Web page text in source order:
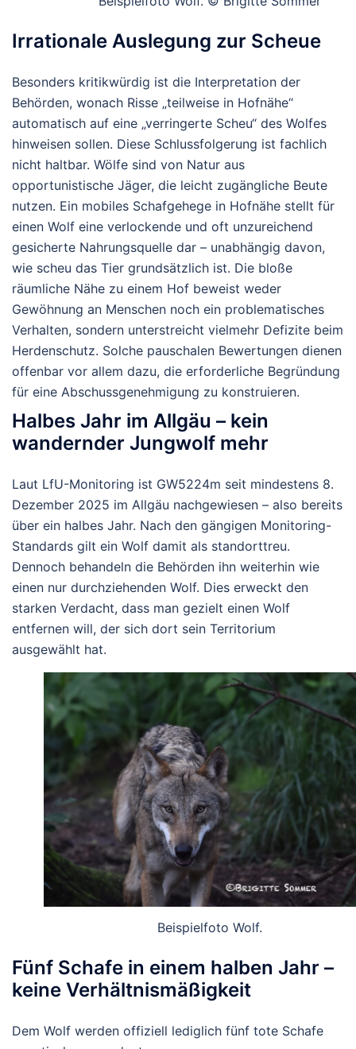
Irrationale Auslegung zur Scheue
Besonders kritikwürdig ist die Interpretation der
Behörden, wonach Risse „teilweise in Hofnähe“
automatisch auf eine „verringerte Scheu“ des Wolfes
hinweisen sollen. Diese Schlussfolgerung ist fachlich
nicht haltbar. Wölfe sind von Natur aus
opportunistische Jäger, die leicht zugängliche Beute
nutzen. Ein mobiles Schafgehege in Hofnähe stellt für
einen Wolf eine verlockende und oft unzureichend
gesicherte Nahrungsquelle dar – unabhängig davon,
wie scheu das Tier grundsätzlich ist. Die bloße
räumliche Nähe zu einem Hof beweist weder
Gewöhnung an Menschen noch ein problematisches
Verhalten, sondern unterstreicht vielmehr Defizite beim
Herdenschutz. Solche pauschalen Bewertungen dienen
offenbar vor allem dazu, die erforderliche Begründung
für eine Abschussgenehmigung zu konstruieren.
Halbes Jahr im Allgäu – kein
wandernder Jungwolf mehr
Laut LfU-Monitoring ist GW5224m seit mindestens 8.
Dezember 2025 im Allgäu nachgewiesen – also bereits
über ein halbes Jahr. Nach den gängigen Monitoring-
Standards gilt ein Wolf damit als standorttreu.
Dennoch behandeln die Behörden ihn weiterhin wie
einen nur durchziehenden Wolf. Dies erweckt den
starken Verdacht, dass man gezielt einen Wolf
entfernen will, der sich dort sein Territorium
ausgewählt hat.
Beispielfoto Wolf.
Fünf Schafe in einem halben Jahr –
keine Verhältnismäßigkeit
Dem Wolf werden offiziell lediglich fünf tote Schafe